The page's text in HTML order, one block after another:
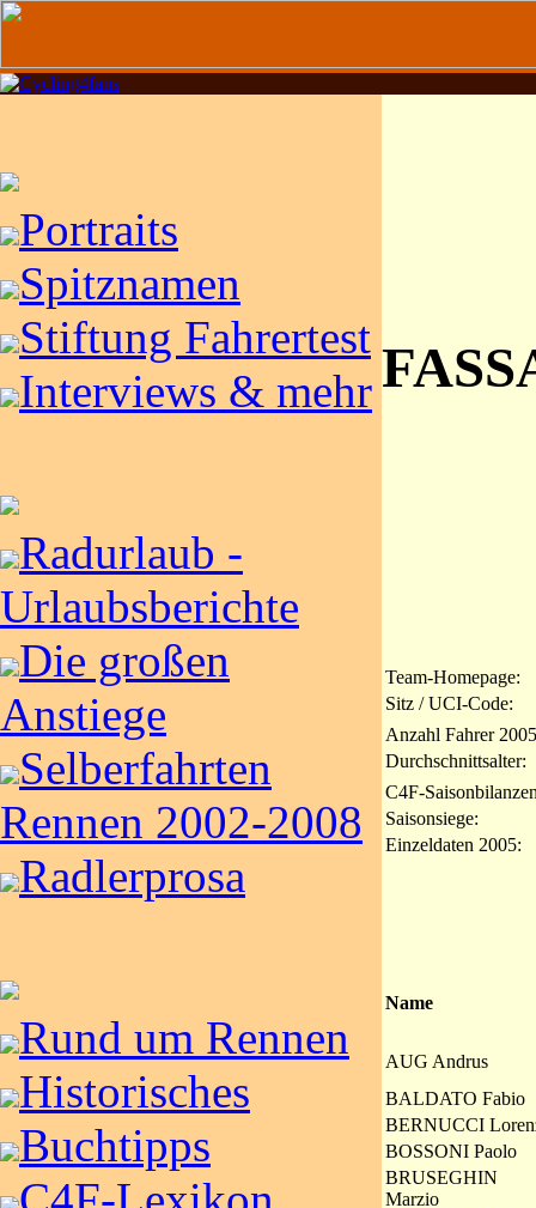
Portraits
Spitznamen
Stiftung Fahrertest
Interviews & mehr
Radurlaub -
Urlaubsberichte
Die großen
Anstiege
Selberfahrten
Rennen 2002-2008
Radlerprosa
Rund um Rennen
Historisches
Buchtipps
Team-Homepage:
Sitz / UCI-Code:
Anzahl Fahrer
Durchschnittsalter:
C4F-
Saisonsiege:
Einzeldaten 2005:
Name
AUG Andrus
BALDATO Fabio
BERNUCCI
BOSSONI Paolo
BRUSEGHIN
Marzio